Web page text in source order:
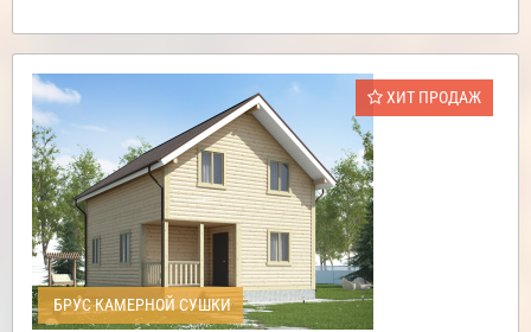
ХИТ ПРОДАЖ
БРУС КАМЕРНОЙ СУШКИ